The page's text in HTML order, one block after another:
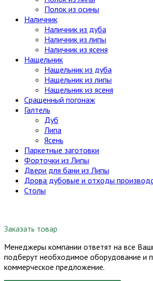
Полок из осины
Наличник
Наличник из дуба
Наличник из липы
Наличник из ясеня
Нащельник
Нащельник из дуба
Нащельник из липы
Нащельник из ясеня
Сращенный погонаж
Галтель
Дуб
Липа
Ясень
Паркетные заготовки
Форточки из Липы
Двери для бани из Липы
Дрова дубовые и отходы
Столы
Заказать товар
Менеджеры компании ответят на все
подберут необходимое оборудование и
коммерческое предложение.